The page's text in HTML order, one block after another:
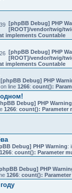
[phpBB Debug] PHP
[ROOT]/vendor/twig/
implements Countable
[phpBB Debug] PHP
[ROOT]/vendor/twig/
implements Countable
[phpBB Debug] PHP
on line 1266: count():
Debug] PHP Warning
1266: count(): Parameter
Debug] PHP Warning:
1266: count(): Parameter
Debug] PHP
1266: count():